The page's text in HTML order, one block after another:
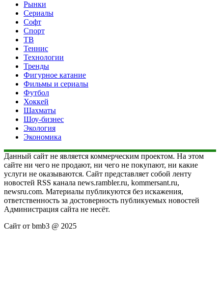
Рынки
Сериалы
Софт
Спорт
ТВ
Теннис
Технологии
Тренды
Фигурное катание
Фильмы и сериалы
Футбол
Хоккей
Шахматы
Шоу-бизнес
Экология
Экономика
Данный сайт не является коммерческим проектом. На этом
сайте ни чего не продают, ни чего не покупают, ни какие
услуги не оказываются. Сайт представляет собой ленту
новостей RSS канала news.rambler.ru, kommersant.ru,
newsru.com. Материалы публикуются без искажения,
ответственность за достоверность публикуемых новостей
Администрация сайта не несёт.
Сайт от bmb3 @ 2025